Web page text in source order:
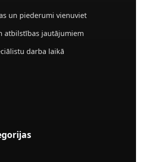
un piederumi vienuviet
atbilstības jautājumiem
darba laikā